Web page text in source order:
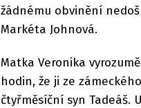
žádnému obvinění
Markéta Johnová.
Matka Veronika
hodin, že ji ze
čtyřměsíční syn Tadeáš.